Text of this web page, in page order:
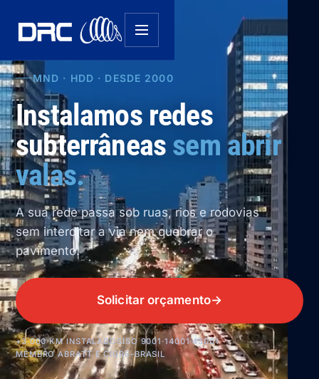
MND · HDD · DESDE 2000
Instalamos redes
subterrâneas sem abrir
valas.
A sua rede passa sob ruas, rios e rodovias
sem interditar a via nem quebrar o
pavimento.
Solicitar orçamento→
+3.000 KM INSTALADOSISO 9001·14001·45001
MEMBRO ABRATT E CIGRE-BRASIL